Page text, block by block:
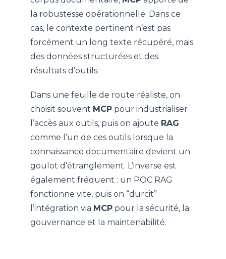
la robustesse opérationnelle. Dans ce
cas, le contexte pertinent n’est pas
forcément un long texte récupéré, mais
des données structurées et des
résultats d’outils.
Dans une feuille de route réaliste, on
choisit souvent MCP pour industrialiser
l’accès aux outils, puis on ajoute RAG
comme l’un de ces outils lorsque la
connaissance documentaire devient un
goulot d’étranglement. L’inverse est
également fréquent : un POC RAG
fonctionne vite, puis on “durcit”
l’intégration via MCP pour la sécurité, la
gouvernance et la maintenabilité.